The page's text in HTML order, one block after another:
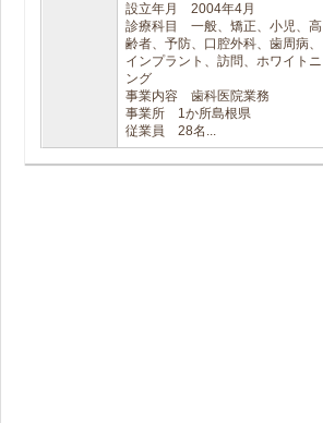
設立年月 2004年4月
診療科目 一般、矯正、小児、高
齢者、予防、口腔外科、歯周病、
インプラント、訪問、ホワイトニ
ング
事業内容 歯科医院業務
事業所 1か所島根県
従業員 28名...